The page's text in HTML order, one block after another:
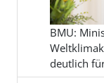
BMU:
deutlich